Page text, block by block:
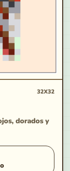
32X32
dorados y